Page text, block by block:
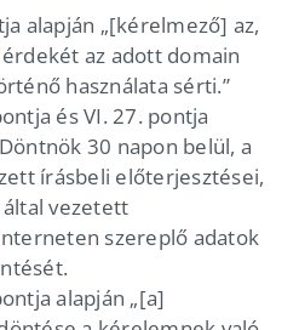
alapján „[kérelmező] az,
az adott domain
használata sérti.”
és VI. 27. pontja
30 napon belül, a
írásbeli előterjesztései,
vezetett
szereplő adatok
alapján „[a]